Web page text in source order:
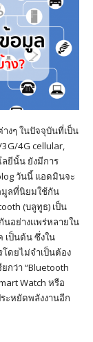
งๆ ในปัจจุบันที่เป็น
4G cellular,
ลยีนั้น ยังมีการ
วันนี้ แอดมินจะ
มูลที่นิยมใช้กัน
(บลูทูธ) เป็น
นอย่างแพร่หลายใน
เป็นต้น ซึ่งใน
ดยไม่จำเป็นต้อง
กว่า “Bluetooth
Watch หรือ
ะหยัดพลังงานอีก